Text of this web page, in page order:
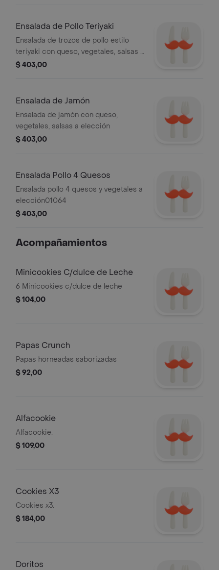
Ensalada de Pollo Teriyaki
Ensalada de trozos de pollo estilo
teriyaki con queso, vegetales, salsas a
elección
$ 403,00
Ensalada de Jamón
Ensalada de jamón con queso,
vegetales, salsas a elección
$ 403,00
Ensalada Pollo 4 Quesos
Ensalada pollo 4 quesos y vegetales a
elección01064
$ 403,00
Acompañamientos
Minicookies C/dulce de Leche
6 Minicookies c/dulce de leche
$ 104,00
Papas Crunch
Papas horneadas saborizadas
$ 92,00
Alfacookie
Alfacookie.
$ 109,00
Cookies X3
Cookies x3.
$ 184,00
Doritos